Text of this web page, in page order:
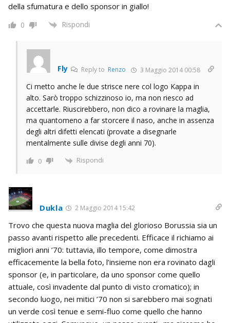
della sfumatura e dello sponsor in giallo!
0 Rispondi
Fly Reply to Renzo 3 Maggio 2014 00:58
Ci metto anche le due strisce nere col logo Kappa in
alto. Sarò troppo schizzinoso io, ma non riesco ad
accettarle. Riuscirebbero, non dico a rovinare la maglia,
ma quantomeno a far storcere il naso, anche in assenza
degli altri difetti elencati (provate a disegnarle
mentalmente sulle divise degli anni 70).
0 Rispondi
Dukla 2 Maggio 2014 15:42
Trovo che questa nuova maglia del glorioso Borussia sia un
passo avanti rispetto alle precedenti. Efficace il richiamo ai
migliori anni ’70: tuttavia, illo tempore, come dimostra
efficacemente la bella foto, l’insieme non era rovinato dagli
sponsor (e, in particolare, da uno sponsor come quello
attuale, così invadente dal punto di visto cromatico); in
secondo luogo, nei mitici ’70 non si sarebbero mai sognati
un verde così tenue e semi-fluo come quello che hanno